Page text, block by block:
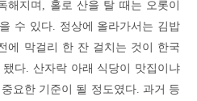
해지며, 홀로 산을 탈 때는 오롯이
수 있다. 정상에 올라가서는 김밥
에 막걸리 한 잔 걸치는 것이 한국
다. 산자락 아래 식당이 맛집이냐
요한 기준이 될 정도였다. 과거 등